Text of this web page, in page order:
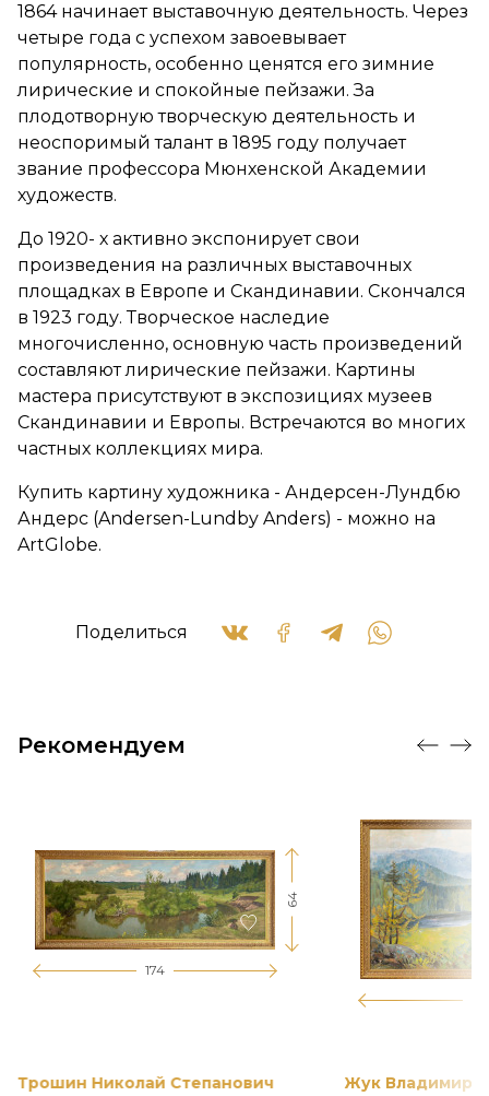
1864 начинает выставочную деятельность. Через
четыре года с успехом завоевывает
популярность, особенно ценятся его зимние
лирические и спокойные пейзажи. За
плодотворную творческую деятельность и
неоспоримый талант в 1895 году получает
звание профессора Мюнхенской Академии
художеств.
До 1920- х активно экспонирует свои
произведения на различных выставочных
площадках в Европе и Скандинавии. Скончался
в 1923 году. Творческое наследие
многочисленно, основную часть произведений
составляют лирические пейзажи. Картины
мастера присутствуют в экспозициях музеев
Скандинавии и Европы. Встречаются во многих
частных коллекциях мира.
Купить картину художника - Андерсен-Лундбю
Андерс (Andersen-Lundby Anders) - можно на
ArtGlobe.
Поделиться
Рекомендуем
174
64
Трошин Николай Степанович Жук Владимир